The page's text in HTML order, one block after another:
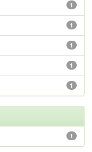
1
1
1
1
1
1